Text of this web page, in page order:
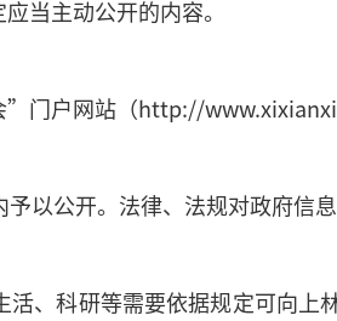
当主动公开的内容。
门户网站（http://
以公开。法律、法规对政府信
、科研等需要依据规定可向